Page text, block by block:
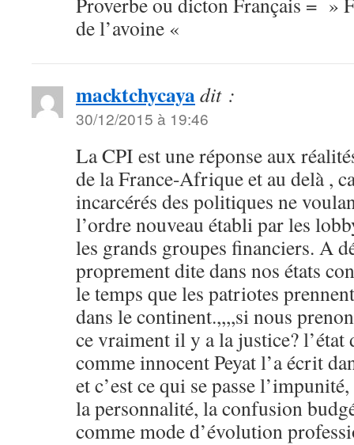
de l’avoine «
macktchycayadit :
30/12/2015 à 19:46
La CPI est une réponse aux
de la France-Afrique et au delà ,
incarcérés des politiques ne
l’ordre nouveau établi par les
les grands groupes financiers. A
proprement dite dans nos états
le temps que les patriotes
dans le continent.,,,,si nous
ce vraiment il y a la justice? l’état
comme innocent Peyat l’a écrit
et c’est ce qui se passe
la personnalité, la confusion
comme mode d’évolution